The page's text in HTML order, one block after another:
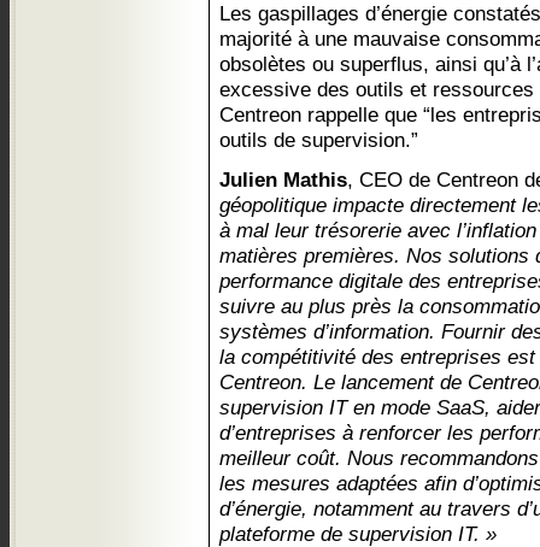
Les gaspillages d’énergie
majorité à une mauvaise
obsolètes ou superflus, ainsi qu’à
excessive des outils et
Centreon rappelle que “les
outils de supervision.”
Julien Mathis, CEO de Centreon
géopolitique impacte directement
à mal leur trésorerie avec
matières premières. Nos solutions
performance digitale des
suivre au plus près la
systèmes d’information. Fournir
la compétitivité des entreprises est
Centreon. Le lancement de
supervision IT en mode SaaS,
d’entreprises à renforcer les
meilleur coût. Nous
les mesures adaptées afin
d’énergie, notamment au travers
plateforme de supervision IT. »